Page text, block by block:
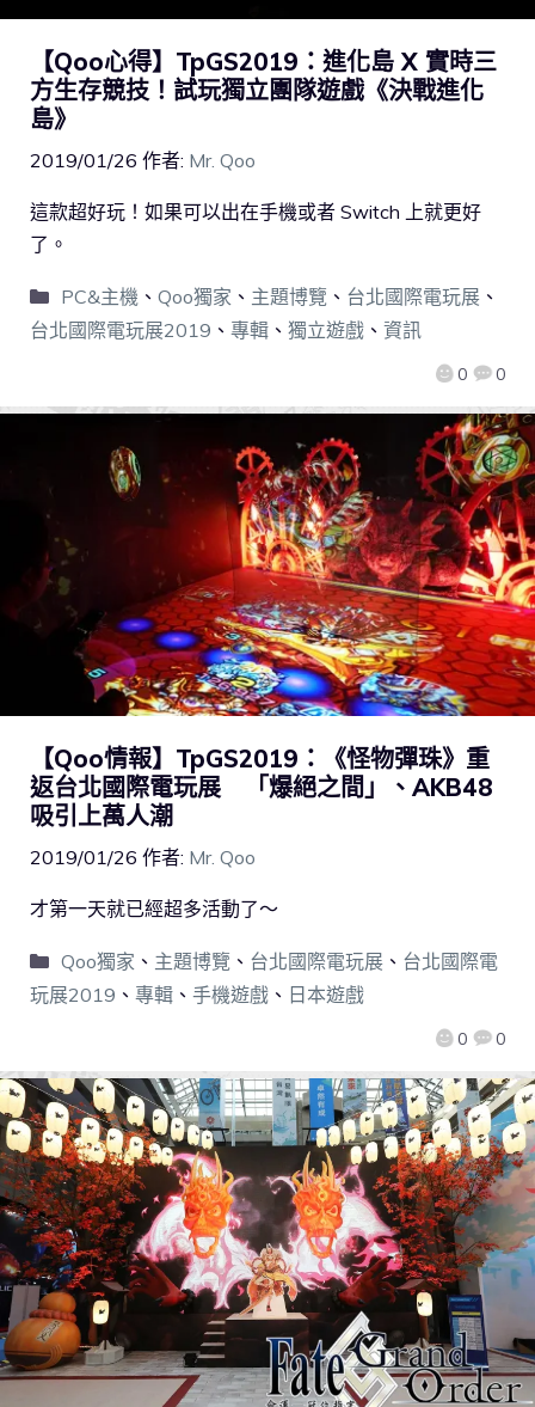
【Qoo心得】TpGS2019：進化島 X 實時三
方生存競技！試玩獨立團隊遊戲《決戰進化
島》
2019/01/26 作者: Mr. Qoo
0 0
這款超好玩！如果可以出在手機或者 Switch 上就更好
了。
PC&主機 、 Qoo獨家 、 主題博覽 、 台北國際電玩展、
台北國際電玩展2019 、 專輯 、 獨立遊戲 、 資訊
【Qoo情報】TpGS2019：《怪物彈珠》重
返台北國際電玩展 「爆絕之間」、AKB48
吸引上萬人潮
2019/01/26 作者: Mr. Qoo
0 0
才第一天就已經超多活動了～
Qoo獨家 、 主題博覽 、 台北國際電玩展、 台北國際電
玩展2019 、 專輯 、 手機遊戲 、 日本遊戲